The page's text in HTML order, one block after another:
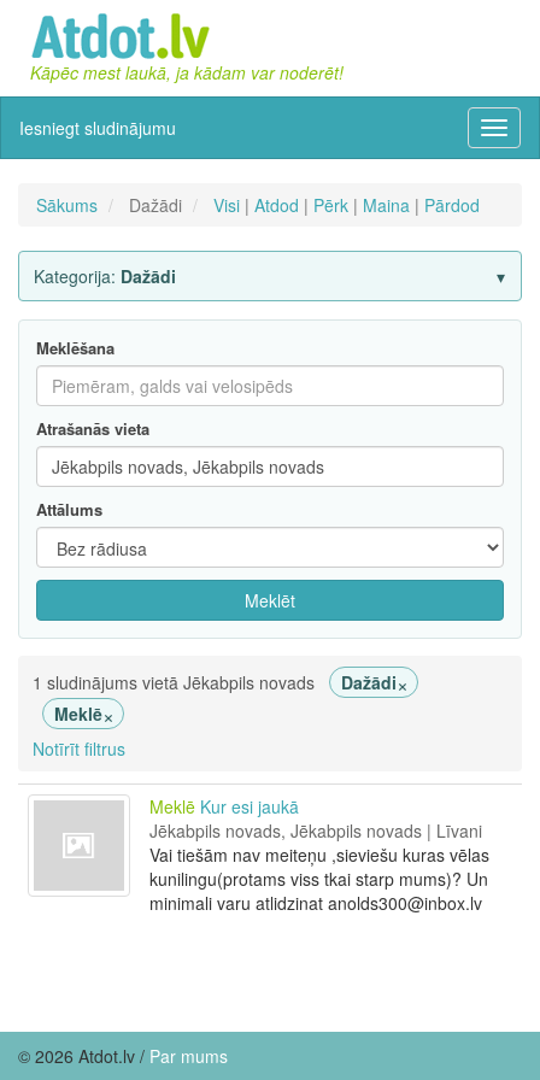
Kāpēc mest laukā, ja kādam var noderēt!
Iesniegt sludinājumu
Sākums Dažādi Visi | Atdod | Pērk | Maina | Pārdod
Kategorija: Dažādi
Meklēšana
Atrašanās vieta
Attālums
Meklēt
1 sludinājums vietā Jēkabpils novads Dažādi×
Meklē×
Notīrīt filtrus
Meklē Kur esi jaukā
Jēkabpils novads, Jēkabpils novads | Līvani
Vai tiešām nav meiteņu ,sieviešu kuras vēlas
kunilingu(protams viss tkai starp mums)? Un
minimali varu atlidzinat anolds300@inbox.lv
© 2026 Atdot.lv / Par mums